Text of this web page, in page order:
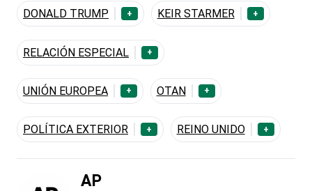
DONALD TRUMP
+ KEIR STARMER +
RELACIÓN ESPECIAL +
UNIÓN EUROPEA + OTAN +
POLÍTICA EXTERIOR + REINO UNIDO +
AP